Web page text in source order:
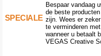
SPECIALE
Bespaar vandaag
de beste
zijn. Wees er
te verminderen
wanneer u betaalt
VEGAS Creative